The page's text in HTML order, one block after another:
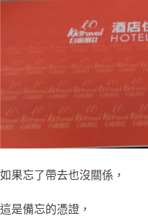
如果忘了帶去也沒關係，
這是備忘的憑證，